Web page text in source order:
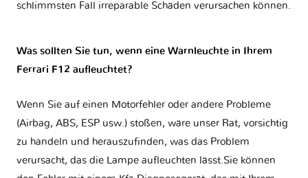
schlimmsten Fall irreparable Schäden verursachen können.
Was sollten Sie tun, wenn eine Warnleuchte in Ihrem
Ferrari F12 aufleuchtet?
Wenn Sie auf einen Motorfehler oder andere Probleme
(Airbag, ABS, ESP usw.) stoßen, wäre unser Rat, vorsichtig
zu handeln und herauszufinden, was das Problem
verursacht, das die Lampe aufleuchten lässt.Sie können